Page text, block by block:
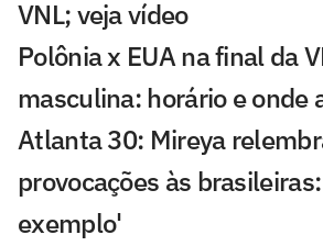
VNL; veja vídeo
Polônia x EUA na final da
masculina: horário e onde
Atlanta 30: Mireya
provocações às
exemplo'